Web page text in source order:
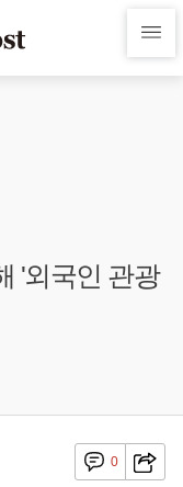
'외국인 관광
0